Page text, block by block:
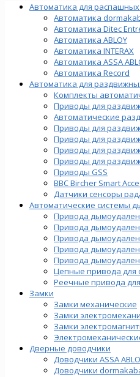
Автоматика для
Автоматика
Автоматика Ditec
Автоматика ABLOY
Автоматика INTERAX
Автоматика ASSA
Автоматика Record
Автоматика для
Комплекты
Приводы для
Автоматические
Приводы для
Приводы для
Приводы для
Приводы для
Приводы GSS
BBC Bircher Smart
Датчики сенсоры
Автоматические системы
Привода
Привода
Привода
Привода
Привода
Цепные привода для
Реечные привода
Замки
Замки механические
Замки
Замки
Дверные доводчики
Доводчики ASSA
Доводчики